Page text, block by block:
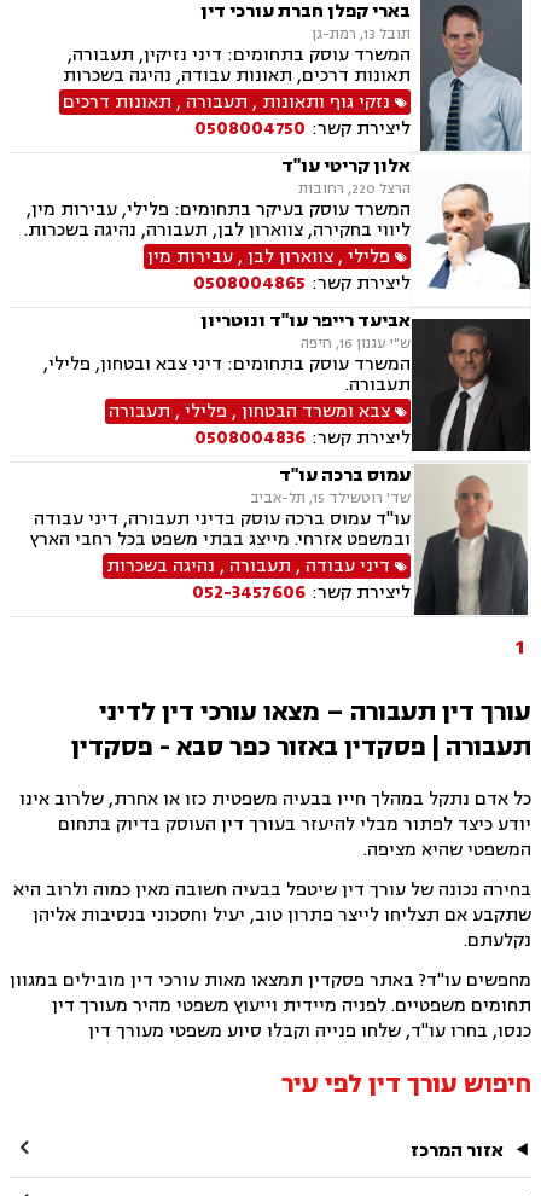
בארי קפלן חברת עורכי דין
תובל 13, רמת-גן
המשרד עוסק בתחומים: דיני נזיקין, תעבורה,
תאונות דרכים, תאונות עבודה, נהיגה בשכרות
נזקי גוף ותאונות , תעבורה , תאונות דרכים
ליצירת קשר: 0508004750
אלון קריטי עו"ד
הרצל 220, רחובות
המשרד עוסק בעיקר בתחומים: פלילי, עבירות מין,
ליווי בחקירה, צווארון לבן, תעבורה, נהיגה בשכרות.
פלילי,צווארון לבן,עבירות מין
ליצירת קשר: 0508004865
אביעד רייפר עו"ד ונוטריון
ש"י עגנון 16, חיפה
המשרד עוסק בתחומים: דיני צבא ובטחון, פלילי,
תעבורה.
צבא ומשרד הבטחון, פלילי, תעבורה
ליצירת קשר: 0508004836
עמוס ברכה עו"ד
שד' רוטשילד 15, תל-אביב
עו"ד עמוס ברכה עוסק בדיני תעבורה, דיני עבודה
ובמשפט אזרחי. מייצג בבתי משפט בכל רחבי הארץ
ובכל הערכאות. בהתאם לצרכי הלקוח מותאמים
השירותים המשפטיים הנחוצים לו, על מנת לתת לכל
לקוח את הטיפול המשפטי הטוב ביותר.
דיני עבודה , תעבורה , נהיגה בשכרות
ליצירת קשר: 052-3457606
1
עורך דין תעבורה – מצאו עורכי דין לדיני
תעבורה | פסקדין באזור כפר סבא - פסקדין
כל אדם נתקל במהלך חייו בבעיה משפטית כזו או אחרת, שלרוב אינו
יודע כיצד לפתור מבלי להיעזר בעורך דין העוסק בדיוק בתחום
המשפטי שהיא מציפה.
בחירה נכונה של עורך דין שיטפל בבעיה חשובה מאין כמוה ולרוב היא
שתקבע אם תצליחו לייצר פתרון טוב, יעיל וחסכוני בנסיבות אליהן
נקלעתם.
מחפשים עו"ד? באתר פסקדין תמצאו מאות עורכי דין מובילים במגוון
תחומים משפטיים. לפניה מיידית וייעוץ משפטי מהיר מעורך דין
כנסו, בחרו עו"ד, שלחו פנייה וקבלו סיוע משפטי מעורך דין
חיפוש עורך דין לפי עיר
אזור המרכז 